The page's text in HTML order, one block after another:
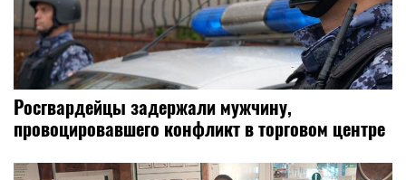
Росгвардейцы задержали мужчину,
провоцировавшего конфликт в торговом центре